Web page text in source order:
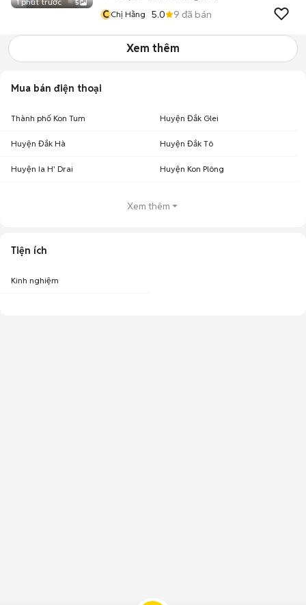
5
CChị Hằng 5.0 9 đã bán
Xem thêm
Mua bán điện thoại
Thành phố Kon Tum Huyện Đắk Glei
Huyện Đắk Hà Huyện Đắk Tô
Huyện Ia H' Drai Huyện Kon Plông
Xem thêm
Tiện ích
Kinh nghiệm